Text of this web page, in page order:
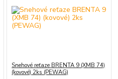
Snehové reťaze BRENTA 9 (XMB 74)
(kovové) 2ks (PEWAG)